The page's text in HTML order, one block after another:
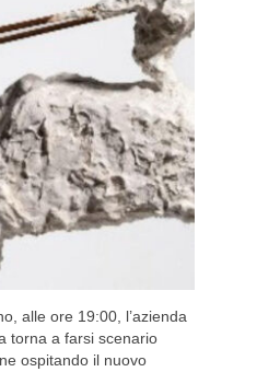
alle ore 19:00, l’azienda
torna a farsi scenario
ospitando il nuovo